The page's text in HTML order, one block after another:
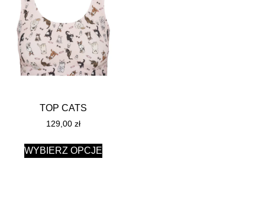
TOP CATS
129,00 zł
WYBIERZ OPCJE